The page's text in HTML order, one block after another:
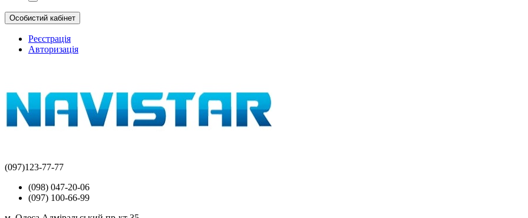
Особистий кабінет
Реєстрація
Авторизація
(097)123-77-77
(098) 047-20-06
(097) 100-66-99